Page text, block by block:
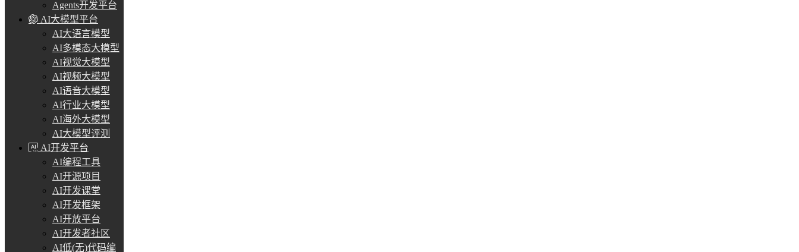
Agents开发平台
AI大模型平台
AI大语言模型
AI多模态大模型
AI视觉大模型
AI视频大模型
AI语音大模型
AI行业大模型
AI海外大模型
AI大模型评测
AI开发平台
AI编程工具
AI开源项目
AI开发课堂
AI开发框架
AI开放平台
AI开发者社区
AI低(无)代码编